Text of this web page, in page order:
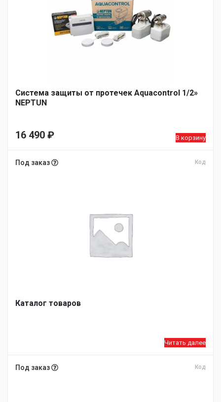
Система защиты от протечек Aquacontrol 1/2»
NEPTUN
16 490 ₽ В корзину
Под заказ Код
Каталог товаров
Читать далее
Под заказ Код